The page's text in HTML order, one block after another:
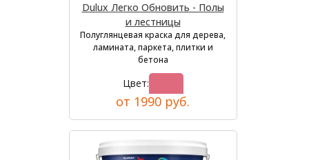
Dulux Легко Обновить - Полы
и лестницы
Полуглянцевая краска для дерева,
ламината, паркета, плитки и
бетона
Цвет:
от 1990 руб.